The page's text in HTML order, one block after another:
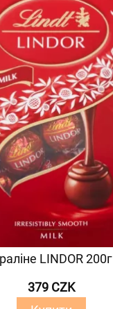
LINDOR 200г
379 CZK